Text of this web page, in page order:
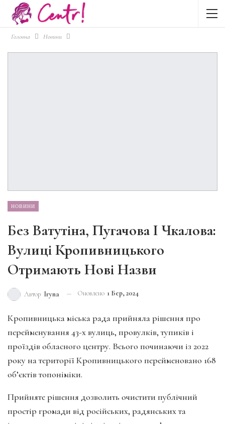
Головна Новини
НОВИНИ
Без Ватутіна, Пугачова І Чкалова:
Вулиці Кропивницького
Отримають Нові Назви
Автор Iryna Оновлено 1 Бер, 2024
Кропивницька міська рада прийняла рішення про
пеpейменування 43-х вулиць, провулків, тупиків і
проїздів обласного центру. Всього починаючи із 2022
року на території Кропивницького перейменовано 168
об’єктів топоніміки.
Прийняте рішення дозволить очистити публічний
простір громади від російських, радянських та